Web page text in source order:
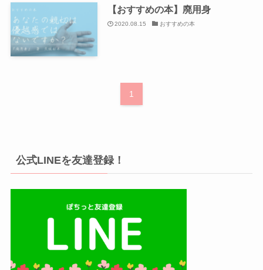
【おすすめの本】廃用身
2020.08.15 おすすめの本
1
公式LINEを友達登録！